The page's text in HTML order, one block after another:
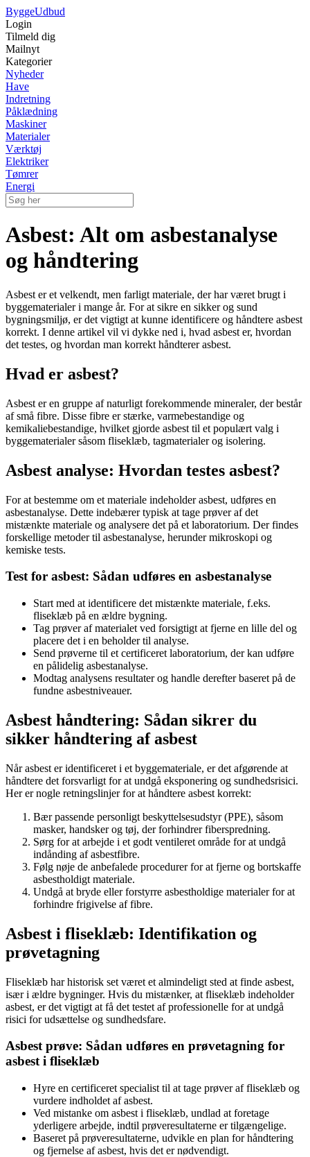
ByggeUdbud
Login
Tilmeld dig
Mailnyt
Kategorier
Nyheder
Have
Indretning
Påklædning
Maskiner
Materialer
Værktøj
Elektriker
Tømrer
Energi
Asbest: Alt om asbestanalyse
og håndtering
Asbest er et velkendt, men farligt materiale, der har været brugt i
byggematerialer i mange år. For at sikre en sikker og sund
bygningsmiljø, er det vigtigt at kunne identificere og håndtere asbest
korrekt. I denne artikel vil vi dykke ned i, hvad asbest er, hvordan
det testes, og hvordan man korrekt håndterer asbest.
Hvad er asbest?
Asbest er en gruppe af naturligt forekommende mineraler, der består
af små fibre. Disse fibre er stærke, varmebestandige og
kemikaliebestandige, hvilket gjorde asbest til et populært valg i
byggematerialer såsom fliseklæb, tagmaterialer og isolering.
Asbest analyse: Hvordan testes asbest?
For at bestemme om et materiale indeholder asbest, udføres en
asbestanalyse. Dette indebærer typisk at tage prøver af det
mistænkte materiale og analysere det på et laboratorium. Der findes
forskellige metoder til asbestanalyse, herunder mikroskopi og
kemiske tests.
Test for asbest: Sådan udføres en asbestanalyse
Start med at identificere det mistænkte materiale, f.eks.
fliseklæb på en ældre bygning.
Tag prøver af materialet ved forsigtigt at fjerne en lille del og
placere det i en beholder til analyse.
Send prøverne til et certificeret laboratorium, der kan udføre
en pålidelig asbestanalyse.
Modtag analysens resultater og handle derefter baseret på de
fundne asbestniveauer.
Asbest håndtering: Sådan sikrer du
sikker håndtering af asbest
Når asbest er identificeret i et byggemateriale, er det afgørende at
håndtere det forsvarligt for at undgå eksponering og sundhedsrisici.
Her er nogle retningslinjer for at håndtere asbest korrekt:
Bær passende personligt beskyttelsesudstyr (PPE), såsom
masker, handsker og tøj, der forhindrer fiberspredning.
Sørg for at arbejde i et godt ventileret område for at undgå
indånding af asbestfibre.
Følg nøje de anbefalede procedurer for at fjerne og bortskaffe
asbestholdigt materiale.
Undgå at bryde eller forstyrre asbestholdige materialer for at
forhindre frigivelse af fibre.
Asbest i fliseklæb: Identifikation og
prøvetagning
Fliseklæb har historisk set været et almindeligt sted at finde asbest,
især i ældre bygninger. Hvis du mistænker, at fliseklæb indeholder
asbest, er det vigtigt at få det testet af professionelle for at undgå
risici for udsættelse og sundhedsfare.
Asbest prøve: Sådan udføres en prøvetagning for
asbest i fliseklæb
Hyre en certificeret specialist til at tage prøver af fliseklæb og
vurdere indholdet af asbest.
Ved mistanke om asbest i fliseklæb, undlad at foretage
yderligere arbejde, indtil prøveresultaterne er tilgængelige.
Baseret på prøveresultaterne, udvikle en plan for håndtering
og fjernelse af asbest, hvis det er nødvendigt.